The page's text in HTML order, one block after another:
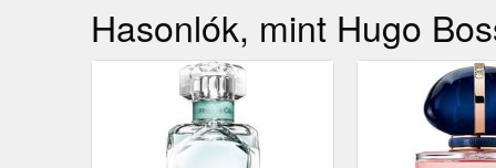
Hasonlók, mint Hugo